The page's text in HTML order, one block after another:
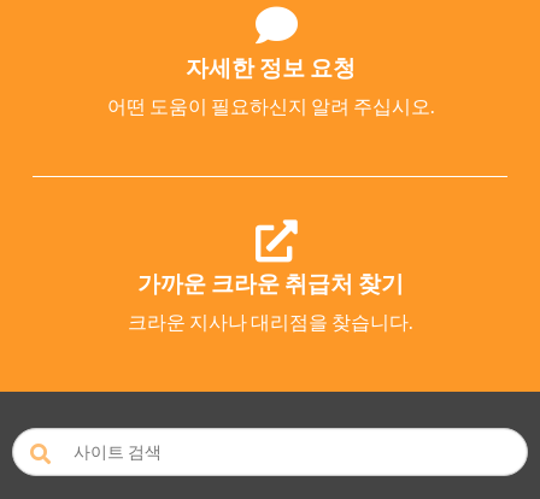
자세한 정보 요청
어떤 도움이 필요하신지 알려 주십시오.
가까운 크라운 취급처 찾기
크라운 지사나 대리점을 찾습니다.